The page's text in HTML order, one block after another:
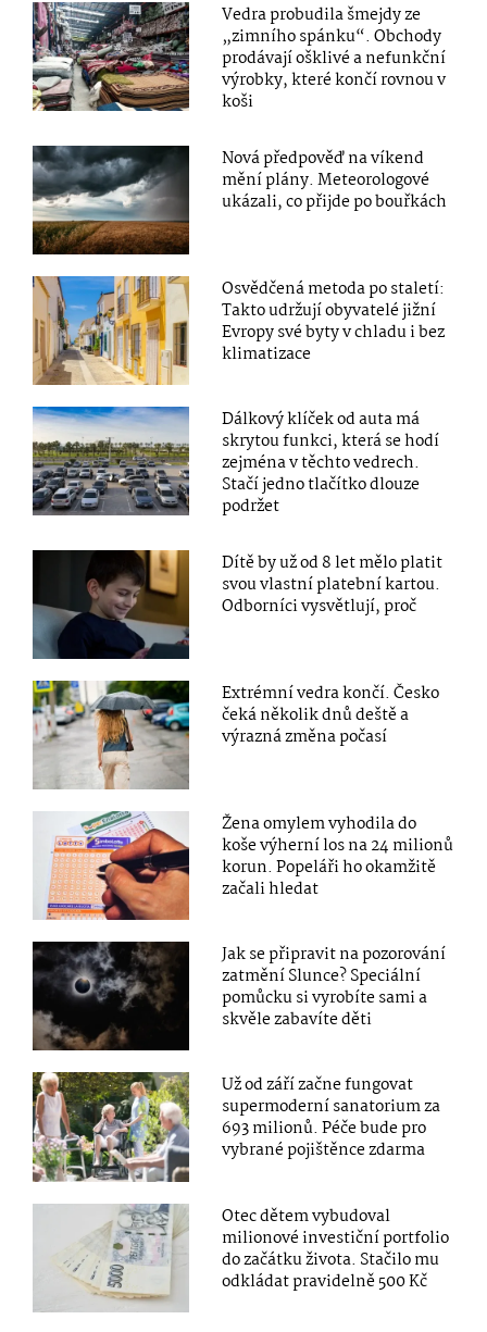
Vedra probudila šmejdy ze
„zimního spánku“. Obchody
prodávají ošklivé a nefunkční
výrobky, které končí rovnou v
koši
Nová předpověď na víkend
mění plány. Meteorologové
ukázali, co přijde po bouřkách
Osvědčená metoda po staletí:
Takto udržují obyvatelé jižní
Evropy své byty v chladu i bez
klimatizace
Dálkový klíček od auta má
skrytou funkci, která se hodí
zejména v těchto vedrech.
Stačí jedno tlačítko dlouze
podržet
Dítě by už od 8 let mělo platit
svou vlastní platební kartou.
Odborníci vysvětlují, proč
Extrémní vedra končí. Česko
čeká několik dnů deště a
výrazná změna počasí
Žena omylem vyhodila do
koše výherní los na 24 milionů
korun. Popeláři ho okamžitě
začali hledat
Jak se připravit na pozorování
zatmění Slunce? Speciální
pomůcku si vyrobíte sami a
skvěle zabavíte děti
Už od září začne fungovat
supermoderní sanatorium za
693 milionů. Péče bude pro
vybrané pojištěnce zdarma
Otec dětem vybudoval
milionové investiční portfolio
do začátku života. Stačilo mu
odkládat pravidelně 500 Kč